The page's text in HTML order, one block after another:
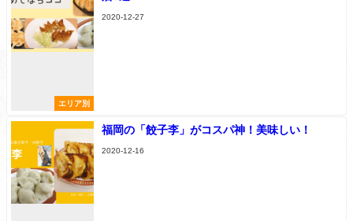
エリア別
2020-12-27
福岡の「餃子李」がコスパ神！美味しい！
2020-12-16